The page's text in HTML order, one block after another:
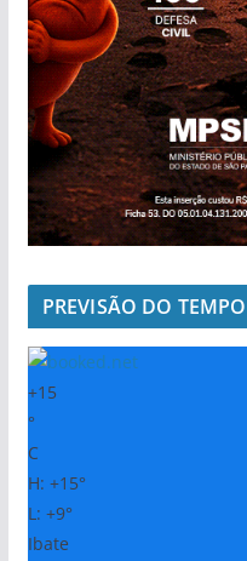
PREVISÃO DO TEMPO
+15
°
C
H: +15°
L: +9°
Ibate